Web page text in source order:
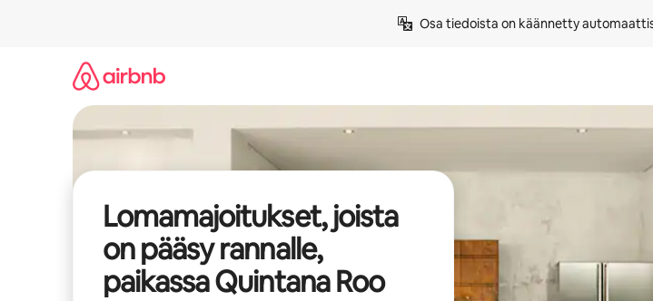
Osa tiedoista on käännetty
Lomamajoitukset, joista
on pääsy rannalle,
paikassa Quintana Roo